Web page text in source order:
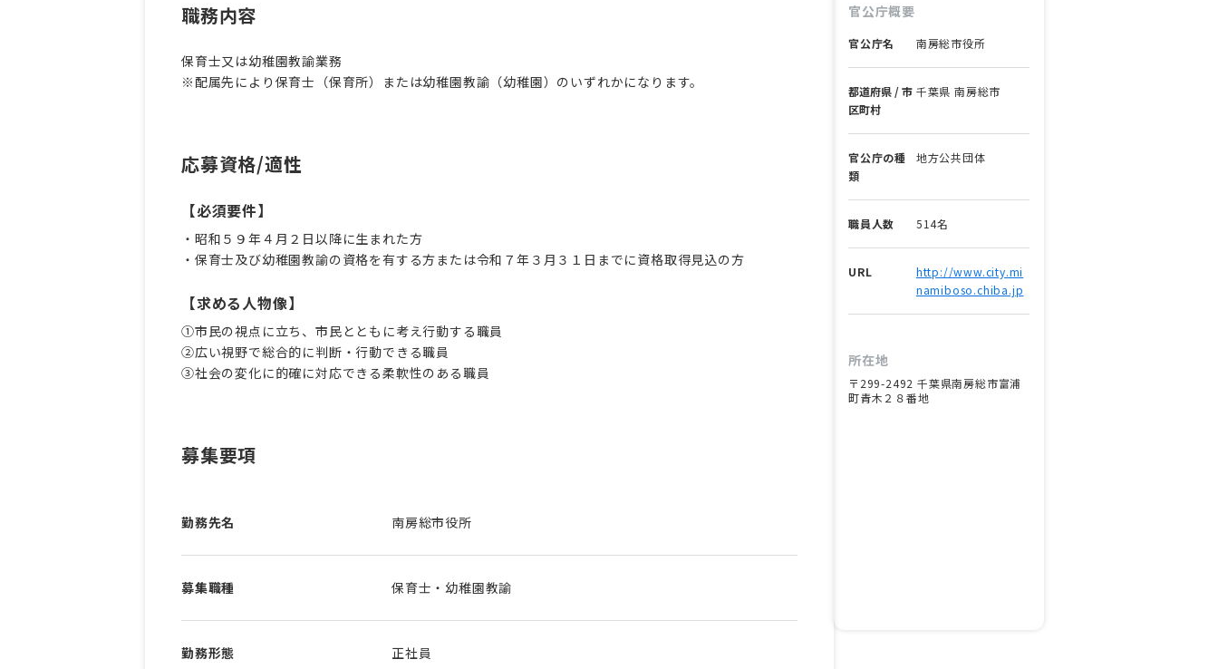
職務内容
保育士又は幼稚園教諭業務
※配属先により保育士（保育所）または幼稚園教諭（幼稚園）のいずれかになります。
応募資格/適性
【必須要件】
・昭和５９年４月２日以降に生まれた方
・保育士及び幼稚園教諭の資格を有する方または令和７年３月３１日までに資格取得見込の方
【求める人物像】
①市民の視点に立ち、市民とともに考え行動する職員
②広い視野で総合的に判断・行動できる職員
③社会の変化に的確に対応できる柔軟性のある職員
募集要項
勤務先名 南房総市役所
募集職種 保育士・幼稚園教諭
勤務形態
正社員
官公庁概要
官公庁名 南房総市役所
都道府県 / 市
区町村
千葉県 南房総市
官公庁の種
類
地方公共団体
職員人数 514名
URL
http://www.city.mi
namiboso.chiba.jp
所在地
〒299-2492 千葉県南房総市富浦
町青木２８番地